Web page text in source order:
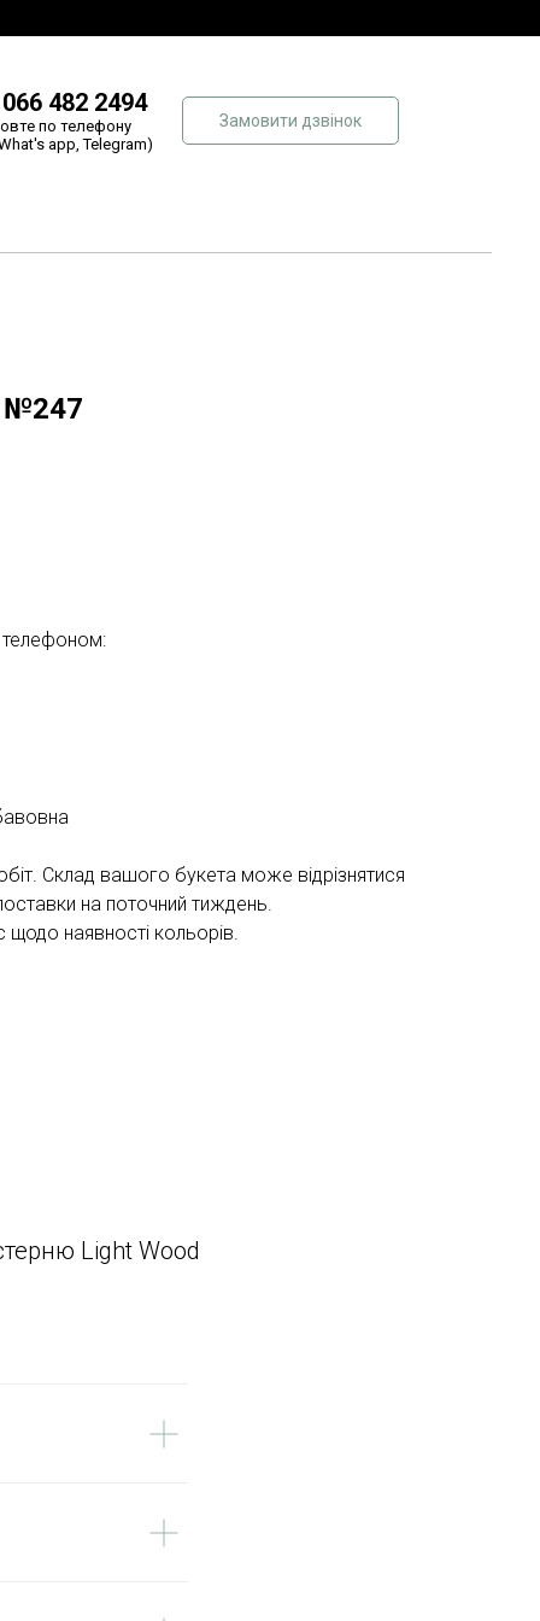
482 2494
по телефону
app, Telegram)
Замовити дзвінок
№247
Склад вашого букета може відрізнятися
на поточний тиждень.
наявності кольорів.
Light Wood